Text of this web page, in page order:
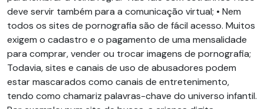
deve servir também para a comunicação virtual; • Nem
todos os sites de pornografia são de fácil acesso. Muitos
exigem o cadastro e o pagamento de uma mensalidade
para comprar, vender ou trocar imagens de pornografia;
Todavia, sites e canais de uso de abusadores podem
estar mascarados como canais de entretenimento,
tendo como chamariz palavras-chave do universo infantil.